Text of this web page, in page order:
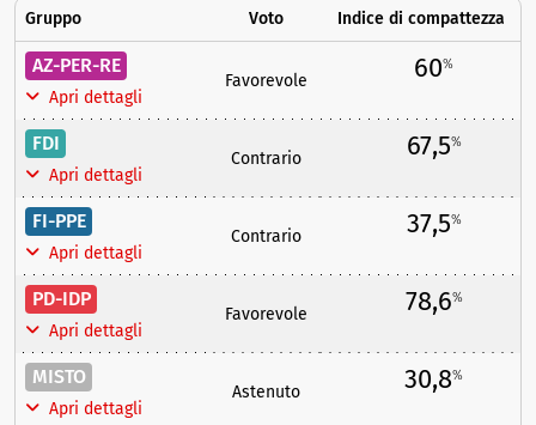
Gruppo Voto Indice di compattezza
AZ-PER-RE
Apri dettagli
Favorevole 60%
FDI
Apri dettagli
Contrario 67,5%
FI-PPE
Apri dettagli
Contrario 37,5%
PD-IDP
Apri dettagli
Favorevole 78,6%
MISTO
Apri dettagli
Astenuto 30,8%